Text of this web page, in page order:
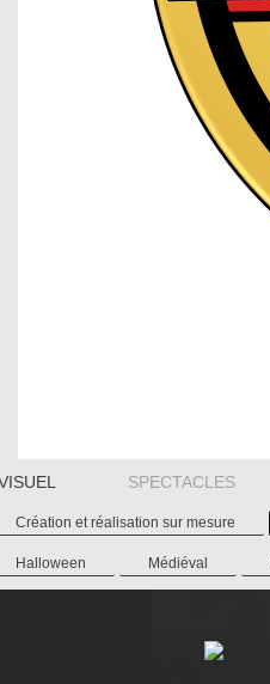
SPECTACLES
Création et réalisation sur mesure
Halloween Médiéval